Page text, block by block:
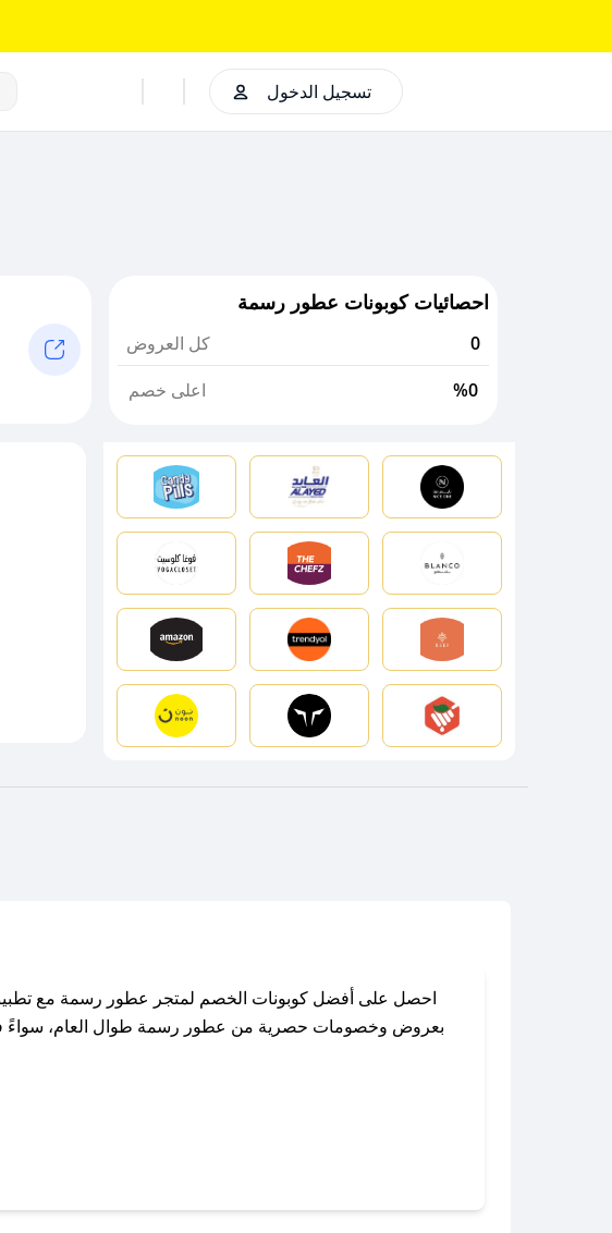
تسجيل الدخول
احصائيات كوبونات عطور رسمة
كل العروض
0
اعلى خصم
%0
احصل على أفضل كوبونات الخصم لمتجر عطور رسمة مع
بعروض وخصومات حصرية من عطور رسمة طوال العام، سواءً في
باستخدام تطبيق صحصح، يمكنك العثور بسهولة على كود خصم